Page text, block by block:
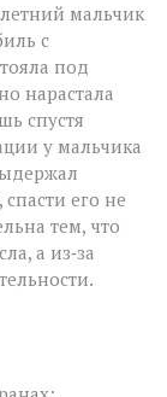
мальчик
с
под
нарастала
спустя
у мальчика
его не
тем, что
а из‑за